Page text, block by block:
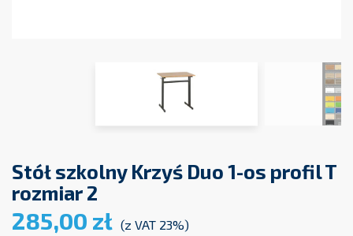
Stół szkolny Krzyś Duo 1-os profil T
rozmiar 2
285,00 zł (z VAT 23%)